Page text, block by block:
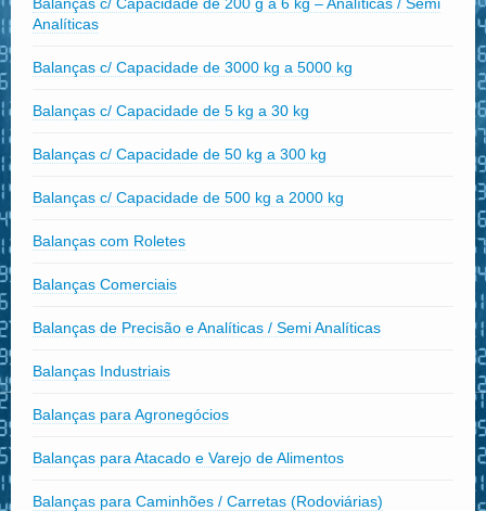
Analíticas
Balanças c/ Capacidade de 3000 kg a 5000 kg
Balanças c/ Capacidade de 5 kg a 30 kg
Balanças c/ Capacidade de 50 kg a 300 kg
Balanças c/ Capacidade de 500 kg a 2000 kg
Balanças com Roletes
Balanças Comerciais
Balanças de Precisão e Analíticas / Semi Analíticas
Balanças Industriais
Balanças para Agronegócios
Balanças para Atacado e Varejo de Alimentos
Balanças para Caminhões / Carretas (Rodoviárias)